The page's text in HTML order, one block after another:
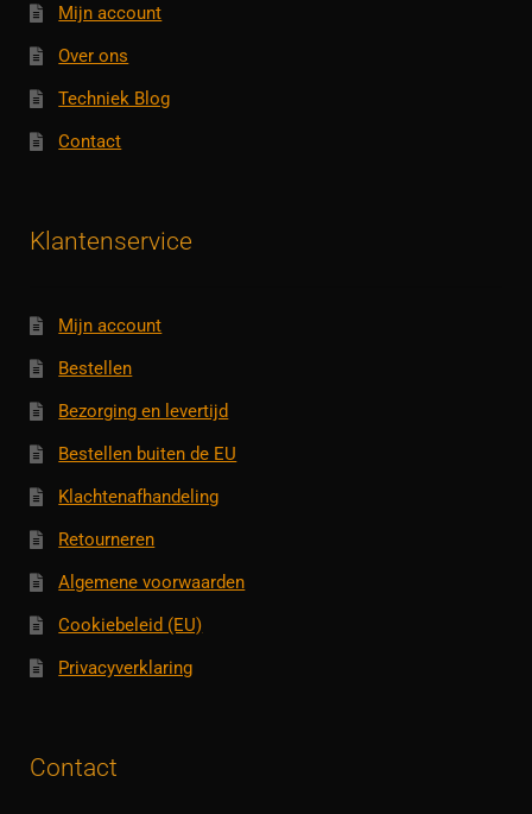
Mijn account
Over ons
Techniek Blog
Contact
Klantenservice
Mijn account
Bestellen
Bezorging en levertijd
Bestellen buiten de EU
Klachtenafhandeling
Retourneren
Algemene voorwaarden
Cookiebeleid (EU)
Privacyverklaring
Contact